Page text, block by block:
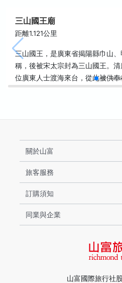
三山國王廟
距離1.121公里
三山國王，是廣東省揭陽縣巾山
稱，後被宋太宗封為三山國王。
位廣東人士渡海來台，從此被供
山富國際旅行社
關於山富
旅客服務
訂購須知
同業與企業